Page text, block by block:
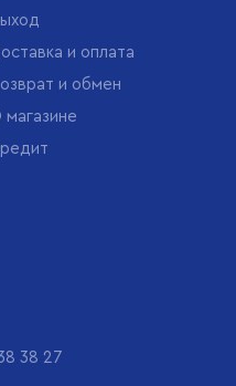
и оплата
и обмен
магазине
38 27